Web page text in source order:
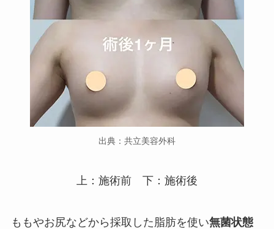
出典：共立美容外科
上：施術前 下：施術後
ももやお尻などから採取した脂肪を使い無菌状態